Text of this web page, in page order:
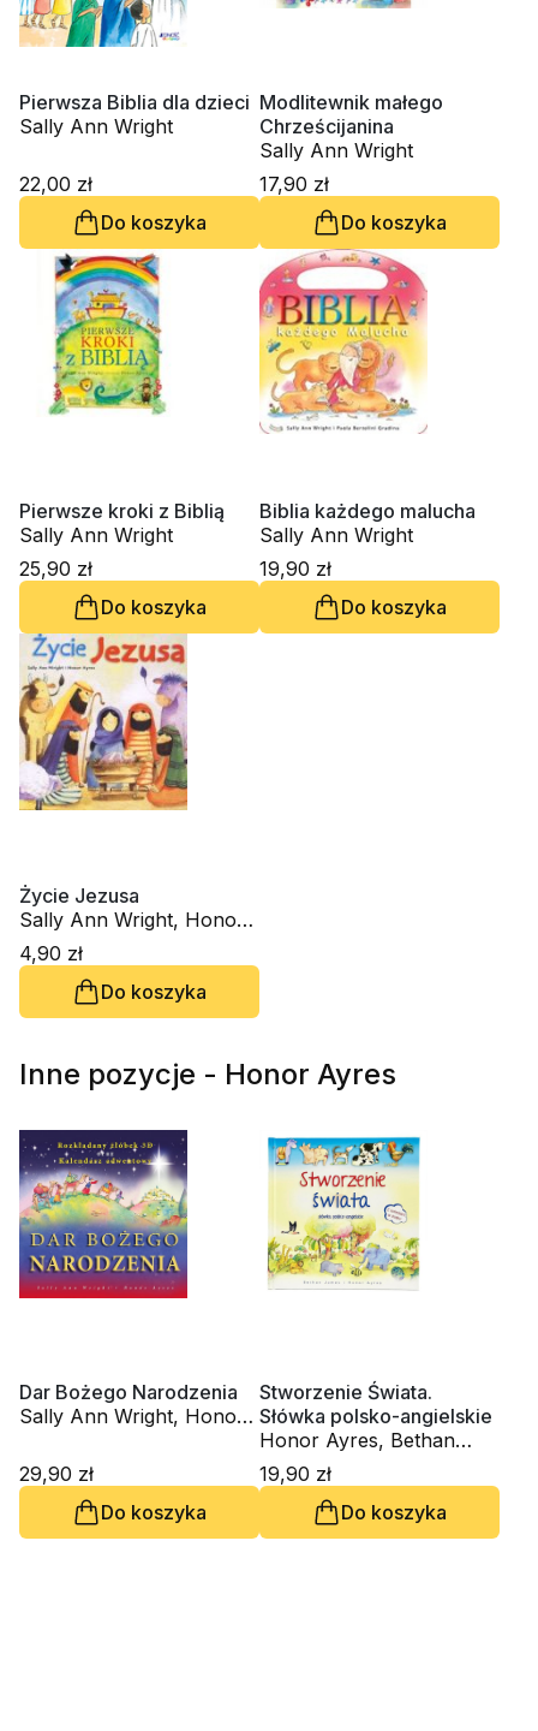
Pierwsza Biblia dla dzieci
Sally Ann Wright
22,00 zł
Do koszyka
Modlitewnik małego
Chrześcijanina
Sally Ann Wright
17,90 zł
Do koszyka
Pierwsze kroki z Biblią
Sally Ann Wright
25,90 zł
Do koszyka
Biblia każdego malucha
Sally Ann Wright
19,90 zł
Do koszyka
Życie Jezusa
Sally Ann Wright, Honor
Ayres
4,90 zł
Do koszyka
Inne pozycje - Honor Ayres
Dar Bożego Narodzenia
Sally Ann Wright, Honor
29,90 zł
Do koszyka
Stworzenie Świata.
Słówka polsko-angielskie
Honor Ayres, Bethan
James
19,90 zł
Do koszyka